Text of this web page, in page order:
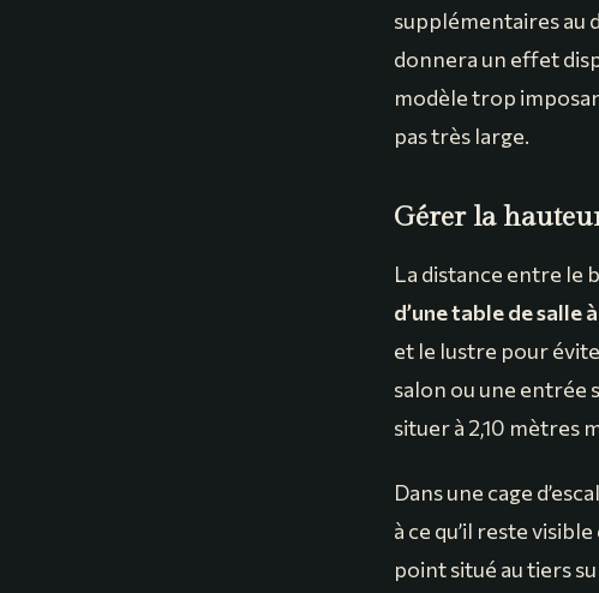
supplémentaires au
donnera un effet
modèle trop
pas très large.
Gérer la
La distance entre le
d’une table de salle
et le lustre pour
salon ou une entrée
situer à 2,10 mètres
Dans une cage
à ce qu’il reste
point situé au tiers